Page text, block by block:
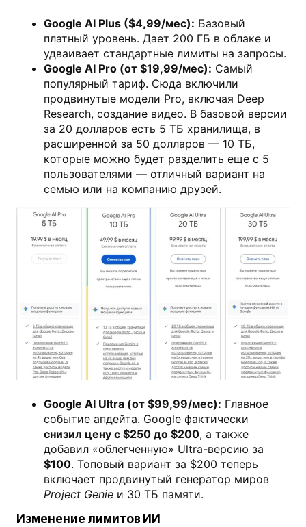
Google AI Plus ($4,99/мес): Базовый
платный уровень. Дает 200 ГБ в облаке и
удваивает стандартные лимиты на запросы.
Google AI Pro (от $19,99/мес): Самый
популярный тариф. Сюда включили
продвинутые модели Pro, включая Deep
Research, создание видео. В базовой версии
за 20 долларов есть 5 ТБ хранилища, в
расширенной за 50 долларов — 10 ТБ,
которые можно будет разделить еще с 5
пользователями — отличный вариант на
семью или на компанию друзей.
Google AI Ultra (от $99,99/мес): Главное
событие апдейта. Google фактически
снизил цену с $250 до $200, а также
добавил «облегченную» Ultra-версию за
$100. Топовый вариант за $200 теперь
включает продвинутый генератор миров
Project Genie и 30 ТБ памяти.
Изменение лимитов ИИ